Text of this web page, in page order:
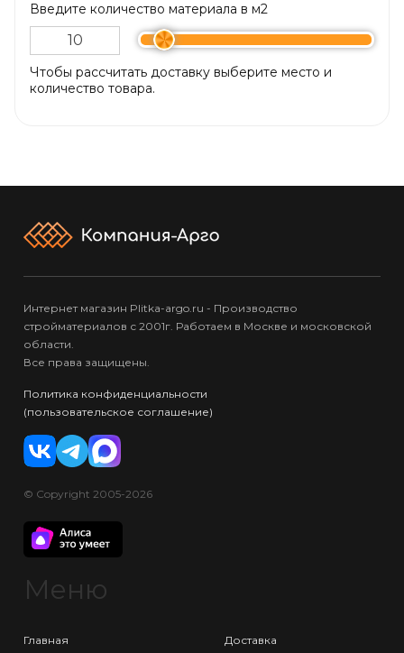
Введите количество материала в м2
Чтобы рассчитать доставку выберите место и
количество товара.
Интернет магазин Plitka-argo.ru - Производство
стройматериалов с 2001г. Работаем в Москве и московской
области.
Все права защищены.
Политика конфиденциальности
(пользовательское соглашение)
© Copyright 2005-2026
Меню
Главная Доставка